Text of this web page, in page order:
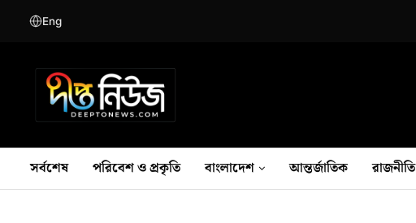
Eng
সর্বশেষ পরিবেশ ও প্রকৃতি বাংলাদেশ আন্তর্জাতিক রাজনীতি